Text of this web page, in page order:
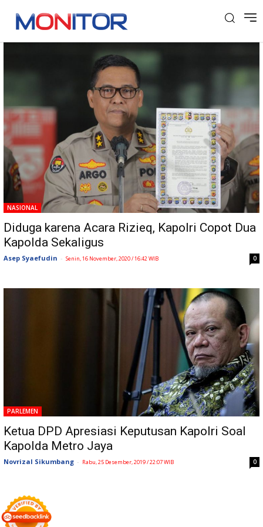
Tag: Metro Jaya
NASIONAL
Diduga karena Acara Rizieq, Kapolri Copot Dua
Kapolda Sekaligus
Asep Syaefudin - Senin, 16 November, 2020 / 16:42 WIB 0
PARLEMEN
Ketua DPD Apresiasi Keputusan Kapolri Soal
Kapolda Metro Jaya
Novrizal Sikumbang - Rabu, 25 Desember, 2019 / 22:07 WIB 0